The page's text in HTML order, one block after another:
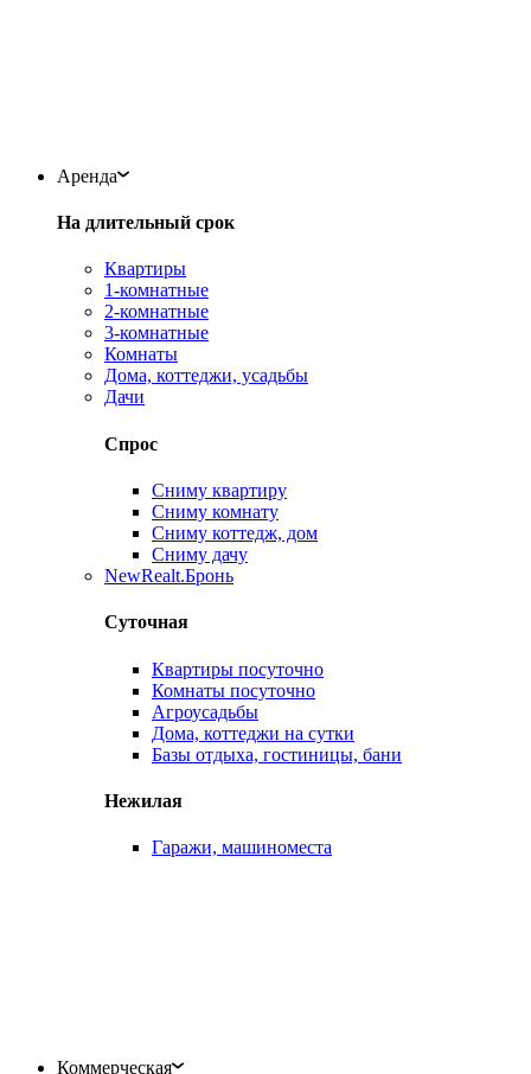
Аренда
На длительный срок
Квартиры
1-комнатные
2-комнатные
3-комнатные
Комнаты
Дома, коттеджи, усадьбы
Дачи
Спрос
Сниму квартиру
Сниму комнату
Сниму коттедж, дом
Сниму дачу
NewRealt.Бронь
Суточная
Квартиры посуточно
Комнаты посуточно
Агроусадьбы
Дома, коттеджи на сутки
Базы отдыха, гостиницы, бани
Нежилая
Гаражи, машиноместа
Коммерческая